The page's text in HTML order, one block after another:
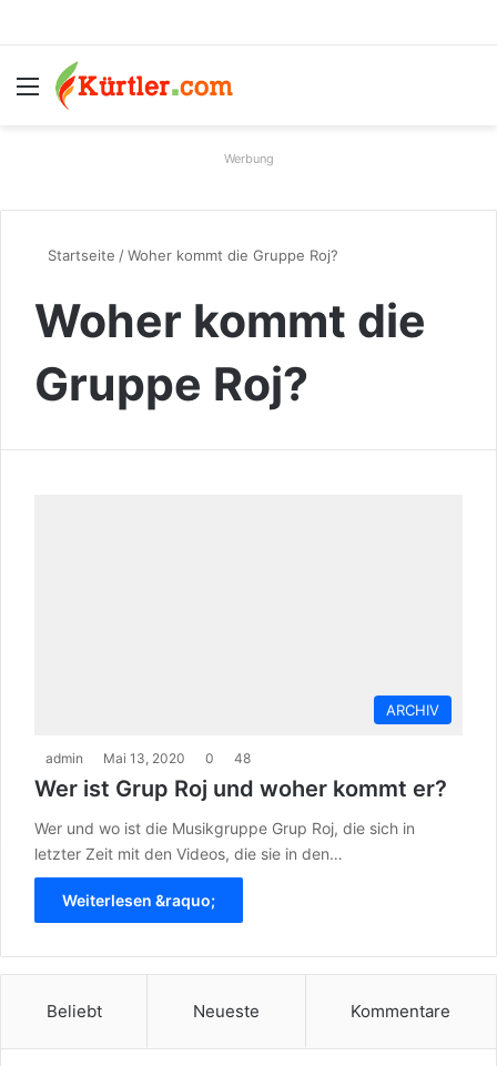
Menü
Werbung
Startseite /Woher kommt die Gruppe Roj?
Woher kommt die
Gruppe Roj?
ARCHIV
admin Mai 13, 2020 0 48
Wer ist Grup Roj und woher kommt er?
Wer und wo ist die Musikgruppe Grup Roj, die sich in
letzter Zeit mit den Videos, die sie in den…
Weiterlesen &raquo;
Beliebt Neueste Kommentare